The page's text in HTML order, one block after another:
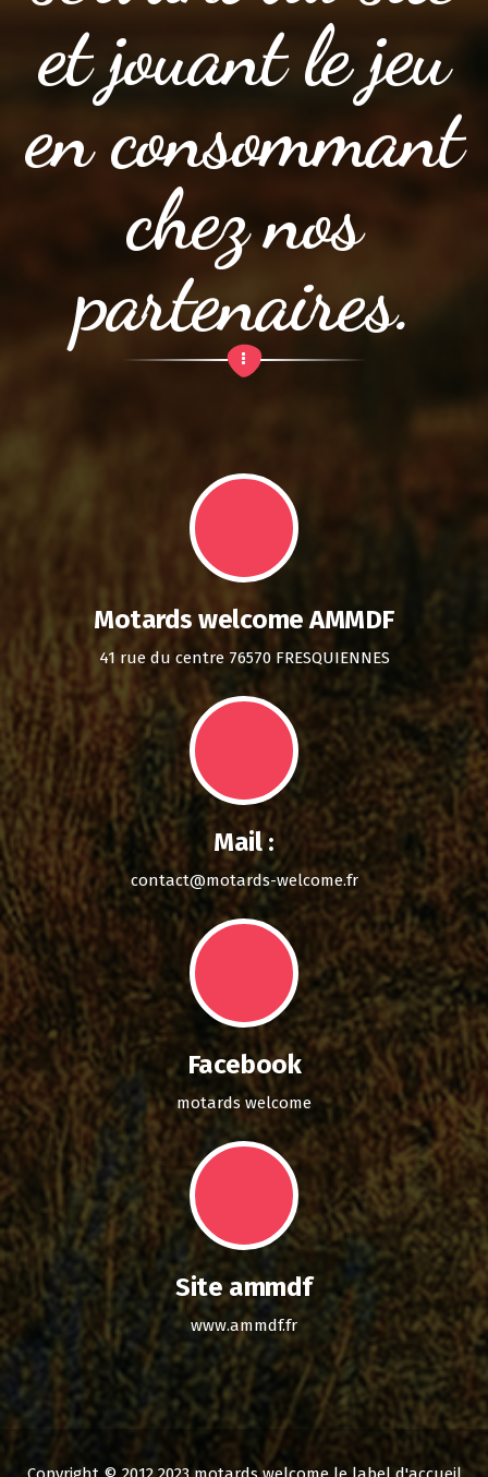
et jouant le jeu
en consommant
chez nos
partenaires.
Motards welcome AMMDF
41 rue du centre 76570 FRESQUIENNES
Mail :
contact@motards-welcome.fr
Facebook
motards welcome
Site ammdf
www.ammdf.fr